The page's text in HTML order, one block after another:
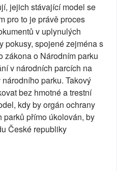
jejich stávající model se
pro to je právě proces
v uplynulých
pokusy, spojené zejména s
zákona o Národním parku
v národních parcích na
parku. Takový
bez hmotné a trestní
kdy by orgán ochrany
přímo úkolován, by
České republiky